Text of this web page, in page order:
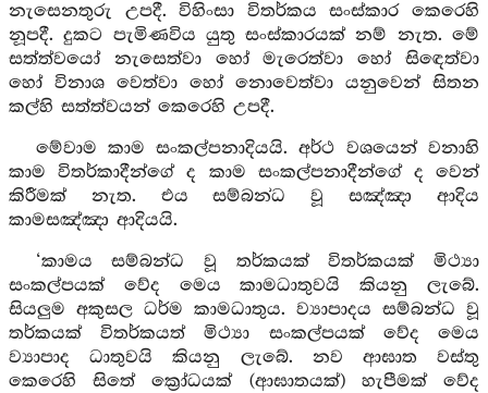
නැසෙනතුරු උපදී. විහිංසා විතර්කය සංස්කාර කෙරෙහි
නූපදී. දුකට පැමිණවිය යුතු සංස්කාරයක් නම් නැත. මේ
සත්ත්වයෝ නැසෙත්වා හෝ මැරෙත්වා හෝ සිඳෙත්වා
හෝ විනාශ වෙත්වා හෝ නොවෙත්වා යනුවෙන් සිතන
කල්හි සත්ත්වයන් කෙරෙහි උපදී.
මේවාම කාම සංකල්පනාදියයි. අර්ථ වශයෙන් වනාහි
කාම විතර්කාදීන්ගේ ද කාම සංකල්පනාදීන්ගේ ද වෙන්
කිරීමක් නැත. එය සම්බන්ධ වූ සඤ්ඤා ආදිය
කාමසඤ්ඤා ආදියයි.
‘කාමය සම්බන්ධ වූ තර්කයක් විතර්කයක් මිථ්‍යා
සංකල්පයක් වේද මෙය කාමධාතුවයි කියනු ලැබේ.
සියලුම අකුසල ධර්ම කාමධාතුය. ව්‍යාපාදය සම්බන්ධ වූ
තර්කයක් විතර්කයත් මිථ්‍යා සංකල්පයක් වේද මෙය
ව්‍යාපාද ධාතුවයි කියනු ලැබේ. නව ආඝාත වස්තු
කෙරෙහි සිතේ ක්‍රෝධයක් (ආඝාතයක්) හැපීමක් වේද